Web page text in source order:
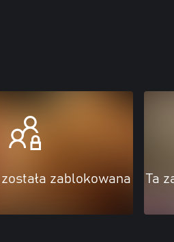
zablokowana Ta